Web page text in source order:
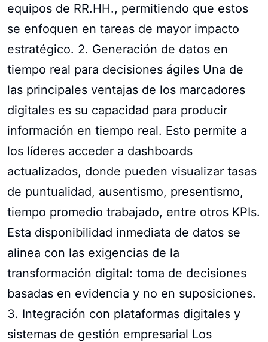
equipos de RR.HH., permitiendo que estos
se enfoquen en tareas de mayor impacto
estratégico. 2. Generación de datos en
tiempo real para decisiones ágiles Una de
las principales ventajas de los marcadores
digitales es su capacidad para producir
información en tiempo real. Esto permite a
los líderes acceder a dashboards
actualizados, donde pueden visualizar tasas
de puntualidad, ausentismo, presentismo,
tiempo promedio trabajado, entre otros KPIs.
Esta disponibilidad inmediata de datos se
alinea con las exigencias de la
transformación digital: toma de decisiones
basadas en evidencia y no en suposiciones.
3. Integración con plataformas digitales y
sistemas de gestión empresarial Los